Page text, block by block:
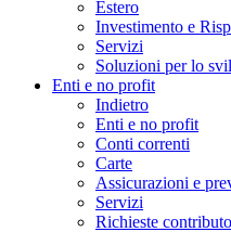
Estero
Investimento e
Servizi
Soluzioni per lo
Enti e no profit
Indietro
Enti e no profit
Conti correnti
Carte
Assicurazioni e
Servizi
Richieste contributo